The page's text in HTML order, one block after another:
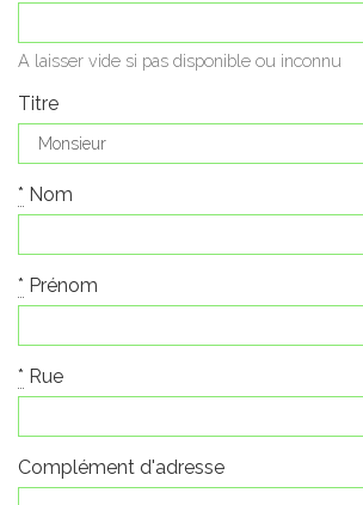
A laisser vide si pas disponible ou inconnu
Titre
* Nom
* Prénom
* Rue
Complément d'adresse